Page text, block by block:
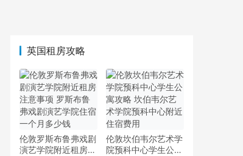
英国租房攻略
伦敦罗斯布鲁弗戏剧
演艺学院附近租房注
伦敦坎伯韦尔艺术学
院预科中心学生公寓